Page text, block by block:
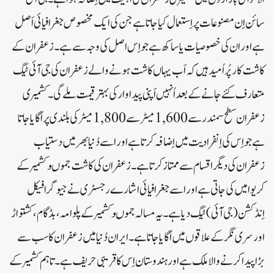
سائن اِن مصنوعات پر اِستعمال کیاجاتا ہے جن کی ایک مخصوص جغرافیائی اَصل
ہے اور ان کی خصوصیات یا ساکھ ہے جو اِس اصل کی وجہ سے ہے۔زعفران کے
کاشت کار پُر اُمید ہیں کہ اَب یہاں کاشت ہونے والے زعفران کی جی آئی ٹیگ
متعارف کئے جانے کے بعد اُنہیں اَپنی پیداوار کی بہتر قیمت ملے گی ۔ کشمیری
زعفران سطح سمندر سے 1,600 میٹر سے 1,800 میٹر کی بلندی پر اُگایا جاتا
ہے جو اِس کی اِنفرادیت میں اِضافہ کرتا ہے اور اسے دُنیا بھر میں دستیاب
زعفران کی دیگر اقسام سے ممتاز کرتا ہے۔زعفران کی کاشت جموںوکشمیر کے
کریوا میں کی جاتی ہے اور اسے جغرافیائی اشارے رجسٹری نے جیوگرافیکل
اِنڈکشن (جی آئی ) ٹیگ دیا ہے۔یہ مسالہ جموںوکشمیر کے پلوامہ ، بڈگام ، کشتواڑ
اور سری نگر کے علاقوں میں اُگایا جاتا ہے۔ایران دُنیا میں زعفران کا سب سے
بڑا پیدا کرنے والا ملک ہے اور ہندوستان اِس کا قریبی حریف ہے ۔ تاہم کشمیر کے